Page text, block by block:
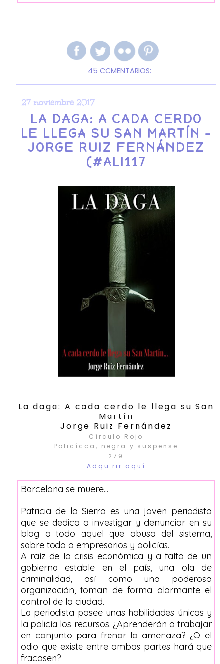
45 COMENTARIOS:
27 noviembre 2017
LA DAGA: A CADA CERDO
LE LLEGA SU SAN MARTÍN -
JORGE RUIZ FERNÁNDEZ
(#ALI117
La daga: A cada cerdo le llega su San
Martín
Jorge Ruiz Fernández
Círculo Rojo
Policíaca, negra y suspense
279
Adquirir aquí
Barcelona se muere...
Patricia de la Sierra es una joven periodista
que se dedica a investigar y denunciar en su
blog a todo aquel que abusa del sistema,
sobre todo a empresarios y policías.
A raíz de la crisis económica y a falta de un
gobierno estable en el país, una ola de
criminalidad, así como una poderosa
organización, toman de forma alarmante el
control de la ciudad.
La periodista posee unas habilidades únicas y
la policía los recursos. ¿Aprenderán a trabajar
en conjunto para frenar la amenaza? ¿O el
odio que existe entre ambas partes hará que
fracasen?